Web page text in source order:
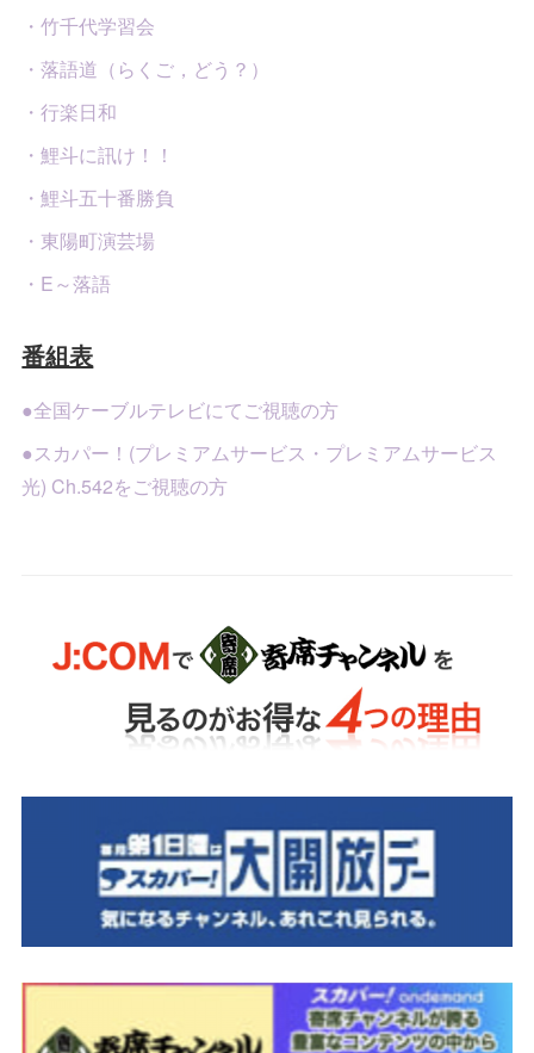
・竹千代学習会
・落語道（らくご，どう？）
・行楽日和
・鯉斗に訊け！！
・鯉斗五十番勝負
・東陽町演芸場
・E～落語
番組表
●全国ケーブルテレビにてご視聴の方
●スカパー！(プレミアムサービス・プレミアムサービス
光) Ch.542をご視聴の方